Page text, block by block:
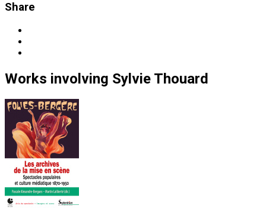
Share
Works involving Sylvie Thouard